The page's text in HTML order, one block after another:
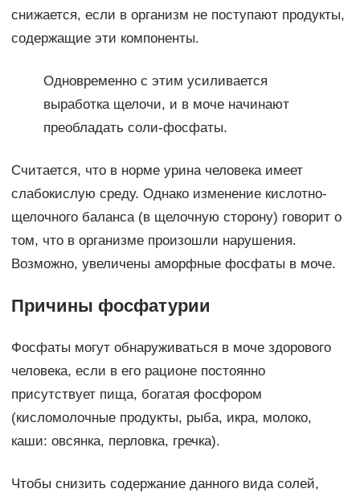
снижается, если в организм не поступают продукты,
содержащие эти компоненты.
Одновременно с этим усиливается
выработка щелочи, и в моче начинают
преобладать соли-фосфаты.
Считается, что в норме урина человека имеет
слабокислую среду. Однако изменение кислотно-
щелочного баланса (в щелочную сторону) говорит о
том, что в организме произошли нарушения.
Возможно, увеличены аморфные фосфаты в моче.
Причины фосфатурии
Фосфаты могут обнаруживаться в моче здорового
человека, если в его рационе постоянно
присутствует пища, богатая фосфором
(кисломолочные продукты, рыба, икра, молоко,
каши: овсянка, перловка, гречка).
Чтобы снизить содержание данного вида солей,